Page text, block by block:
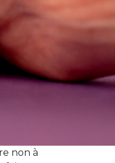
non à